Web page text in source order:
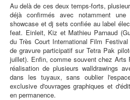
Au delà de ces deux temps-forts,
déjà confirmés avec notamment
showcase et dj sets confiée au label
feat. Einleit, Kiz et Mathieu Parnaud
du Très Court International Film
de gravure participatif sur Tetra Pak
juillet). Enfin, comme souvent chez Arts
réalisation de plusieurs walldrawings
dans les tuyaux, sans oublier
exclusive d'ouvrages graphiques et
en permanence.